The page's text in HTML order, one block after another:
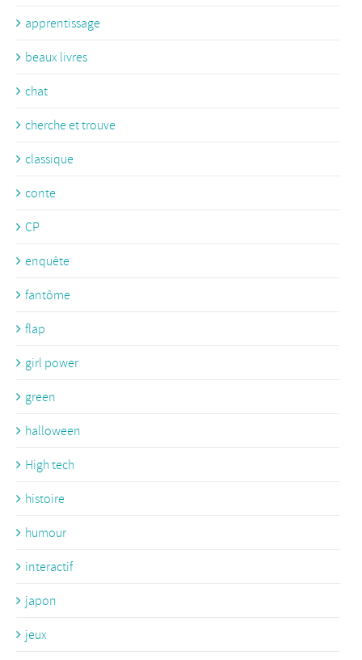
apprentissage
beaux livres
chat
cherche et trouve
classique
conte
CP
enquête
fantôme
flap
girl power
green
halloween
High tech
histoire
humour
interactif
japon
jeux